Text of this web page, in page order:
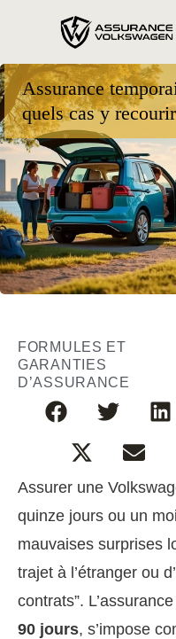
Assurance
quels cas y
FORMULES ET
GARANTIES
D’ASSURANCE
Assurer une
quinze jours ou un
mauvaises surprises
trajet à l’étranger ou
contrats”.
90 jours, s’impose